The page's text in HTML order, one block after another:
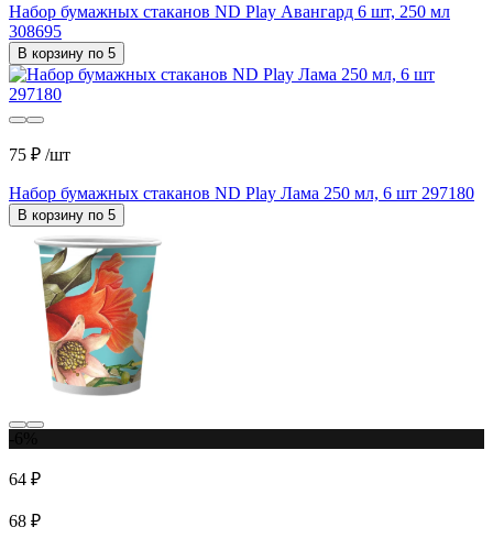
Набор бумажных стаканов ND Play Авангард 6 шт, 250 мл
308695
В корзину по 5
75 ₽ /шт
Набор бумажных стаканов ND Play Лама 250 мл, 6 шт 297180
В корзину по 5
64 ₽
68 ₽